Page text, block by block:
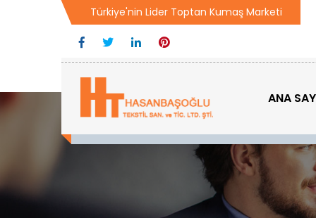
Türkiye'nin Lider Toptan Kumaş Marketi
ANA